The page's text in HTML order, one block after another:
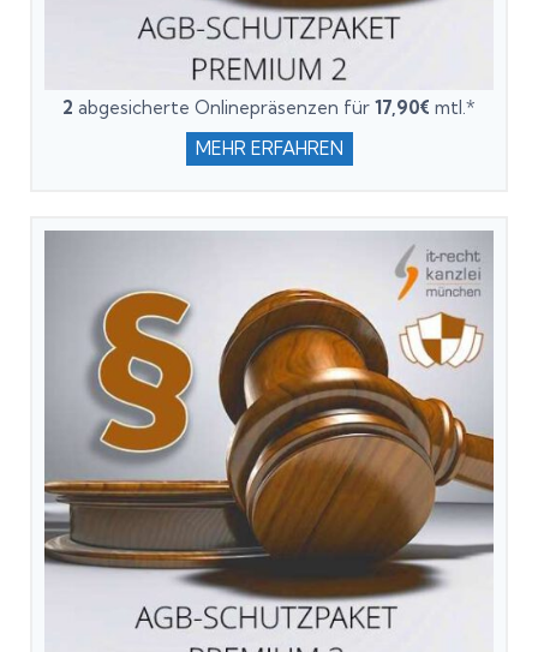
2 abgesicherte Onlinepräsenzen für 17,90€ mtl.*
MEHR ERFAHREN